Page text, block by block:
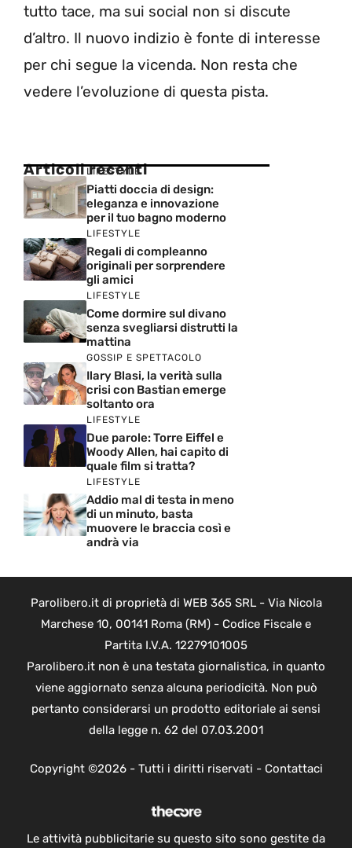
tutto tace, ma sui social non si discute
d’altro. Il nuovo indizio è fonte di interesse
per chi segue la vicenda. Non resta che
vedere l’evoluzione di questa pista.
Articoli recenti
LIFESTYLE
Piatti doccia di design:
eleganza e innovazione
per il tuo bagno moderno
LIFESTYLE
Regali di compleanno
originali per sorprendere
gli amici
LIFESTYLE
Come dormire sul divano
senza svegliarsi distrutti la
mattina
GOSSIP E SPETTACOLO
Ilary Blasi, la verità sulla
crisi con Bastian emerge
soltanto ora
LIFESTYLE
Due parole: Torre Eiffel e
Woody Allen, hai capito di
quale film si tratta?
LIFESTYLE
Addio mal di testa in meno
di un minuto, basta
muovere le braccia così e
andrà via
Parolibero.it di proprietà di WEB 365 SRL - Via Nicola
Marchese 10, 00141 Roma (RM) - Codice Fiscale e
Partita I.V.A. 12279101005
Parolibero.it non è una testata giornalistica, in quanto
viene aggiornato senza alcuna periodicità. Non può
pertanto considerarsi un prodotto editoriale ai sensi
della legge n. 62 del 07.03.2001
Copyright ©2026 - Tutti i diritti riservati - Contattaci
Le attività pubblicitarie su questo sito sono gestite da